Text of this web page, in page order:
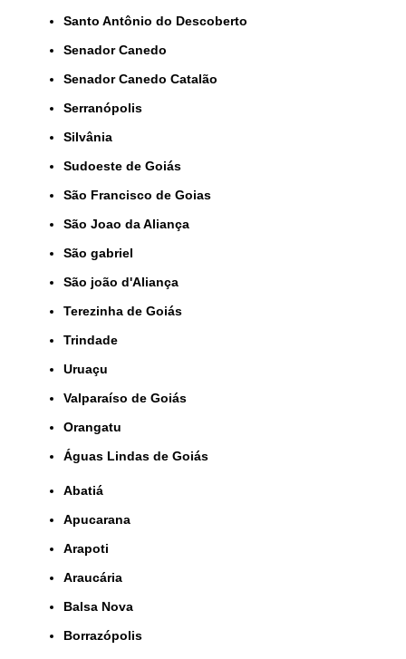
Santo Antônio do Descoberto
Senador Canedo
Senador Canedo Catalão
Serranópolis
Silvânia
Sudoeste de Goiás
São Francisco de Goias
São Joao da Aliança
São gabriel
São joão d'Aliança
Terezinha de Goiás
Trindade
Uruaçu
Valparaíso de Goiás
orangatu
Águas Lindas de Goiás
Abatiá
Apucarana
Arapoti
Araucária
Balsa Nova
Borrazópolis